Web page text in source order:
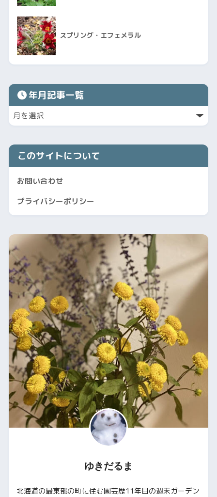
スプリング・エフェメラル
年月記事一覧
このサイトについて
お問い合わせ
プライバシーポリシー
ゆきだるま
北海道の最東部の町に住む園芸歴11年目の週末ガーデン